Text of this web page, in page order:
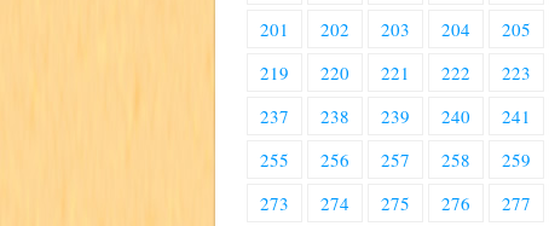
201
202 203 204 205
219
220 221 222 223
237
238 239 240 241
255
256 257 258 259
273
274 275 276 277